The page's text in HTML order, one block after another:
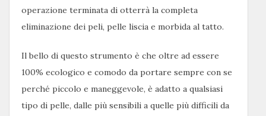
operazione terminata di otterrà la completa
eliminazione dei peli, pelle liscia e morbida al tatto.
Il bello di questo strumento è che oltre ad essere
100% ecologico e comodo da portare sempre con se
perché piccolo e maneggevole, è adatto a qualsiasi
tipo di pelle, dalle più sensibili a quelle più difficili da